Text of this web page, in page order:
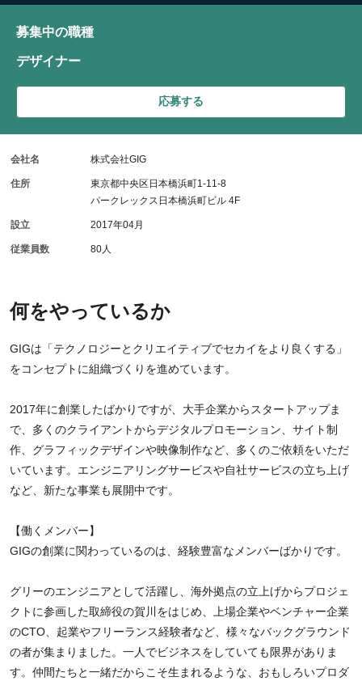
何をやっているか
GIGは「テクノロジーとクリエイティブでセカイをより良くする」
をコンセプトに組織づくりを進めています。
2017年に創業したばかりですが、大手企業からスタートアップま
で、多くのクライアントからデジタルプロモーション、サイト制
作、グラフィックデザインや映像制作など、多くのご依頼をいただ
いています。エンジニアリングサービスや自社サービスの立ち上げ
など、新たな事業も展開中です。
【働くメンバー】
GIGの創業に関わっているのは、経験豊富なメンバーばかりです。
グリーのエンジニアとして活躍し、海外拠点の立上げからプロジェ
クトに参画した取締役の賀川をはじめ、上場企業やベンチャー企業
のCTO、起業やフリーランス経験者など、様々なバックグラウンド
の者が集まりました。一人でビジネスをしていても限界がありま
す。仲間たちと一緒だからこそ生まれるような、おもしろいプロダ
募集中の職種
デザイナー
応募する
会社名 株式会社GIG
住所
東京都中央区日本橋浜町1-11-8
パークレックス日本橋浜町ビル 4F
設立 2017年04月
従業員数 80人